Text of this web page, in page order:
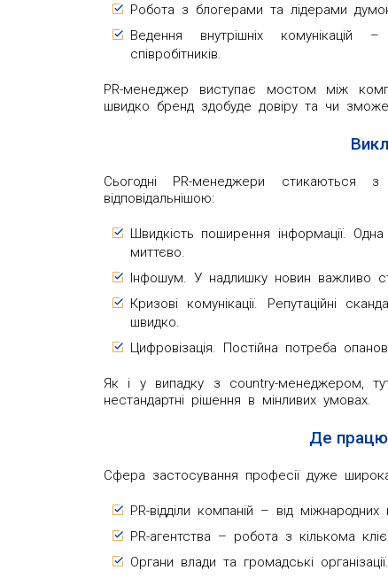
Робота з блогерами та лідерами
Ведення внутрішніх комунікацій
співробітників.
PR-менеджер виступає мостом між
швидко бренд здобуде довіру та чи
Сьогодні PR-менеджери
відповідальнішою:
Швидкість поширення інформації.
миттєво.
Інфошум. У надлишку новин важливо
Кризові комунікації. Репутаційні
швидко.
Цифровізація. Постійна потреба
Як і у випадку з country-менеджером,
нестандартні рішення в мінливих умовах.
Де
Сфера застосування професії дуже
PR-відділи компаній – від
PR-агентства – робота з кількома
Органи влади та громадські організації.